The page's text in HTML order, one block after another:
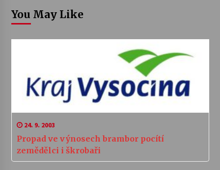
You May Like
24. 9. 2003
Propad ve výnosech brambor pocítí
zemědělci i škrobaři